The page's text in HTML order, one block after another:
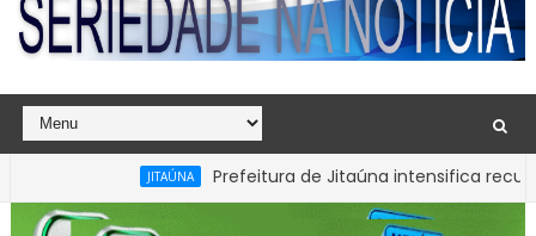
Prefeitura de Jitaúna intensifica recuperação
Nacional de Habilitação na Bahia